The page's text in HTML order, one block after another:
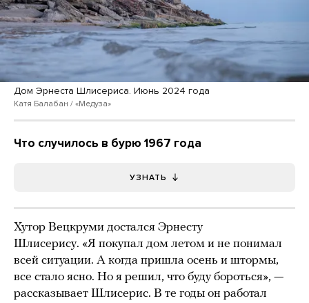
Дом Эрнеста Шлисериса. Июнь 2024 года
Катя Балабан / «Медуза»
Что случилось в бурю 1967 года
УЗНАТЬ
Хутор Вецкруми достался Эрнесту
Шлисерису. «Я покупал дом летом и не понимал
всей ситуации. А когда пришла осень и штормы,
все стало ясно. Но я решил, что буду бороться», —
рассказывает Шлисерис. В те годы он работал